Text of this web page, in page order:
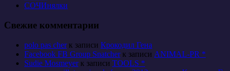
СОЧИнялки
Свежие комментарии
polo pas cherк записи Крокодил Гена
Facebook FB Group Snatcherк записи ANIMAL-PR *
Sudie Mosmeyerк записи TOOLS *